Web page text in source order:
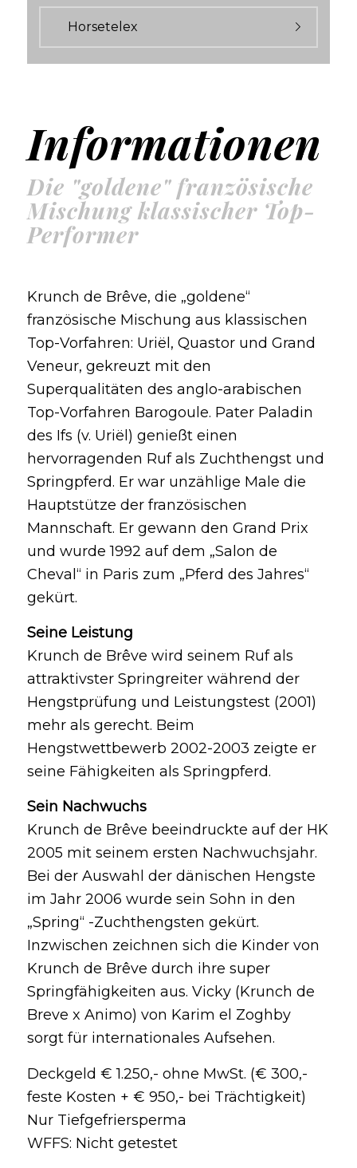
Horsetelex
Informationen
Die "goldene" französische
Mischung klassischer Top-
Performer
Krunch de Brêve, die „goldene“
französische Mischung aus klassischen
Top-Vorfahren: Uriël, Quastor und Grand
Veneur, gekreuzt mit den
Superqualitäten des anglo-arabischen
Top-Vorfahren Barogoule. Pater Paladin
des Ifs (v. Uriël) genießt einen
hervorragenden Ruf als Zuchthengst und
Springpferd. Er war unzählige Male die
Hauptstütze der französischen
Mannschaft. Er gewann den Grand Prix
und wurde 1992 auf dem „Salon de
Cheval“ in Paris zum „Pferd des Jahres“
gekürt.
Seine Leistung
Krunch de Brêve wird seinem Ruf als
attraktivster Springreiter während der
Hengstprüfung und Leistungstest (2001)
mehr als gerecht. Beim
Hengstwettbewerb 2002-2003 zeigte er
seine Fähigkeiten als Springpferd.
Sein Nachwuchs
Krunch de Brêve beeindruckte auf der HK
2005 mit seinem ersten Nachwuchsjahr.
Bei der Auswahl der dänischen Hengste
im Jahr 2006 wurde sein Sohn in den
„Spring“ -Zuchthengsten gekürt.
Inzwischen zeichnen sich die Kinder von
Krunch de Brêve durch ihre super
Springfähigkeiten aus. Vicky (Krunch de
Breve x Animo) von Karim el Zoghby
sorgt für internationales Aufsehen.
Deckgeld € 1.250,- ohne MwSt. (€ 300,-
feste Kosten + € 950,- bei Trächtigkeit)
Nur Tiefgefriersperma
WFFS: Nicht getestet